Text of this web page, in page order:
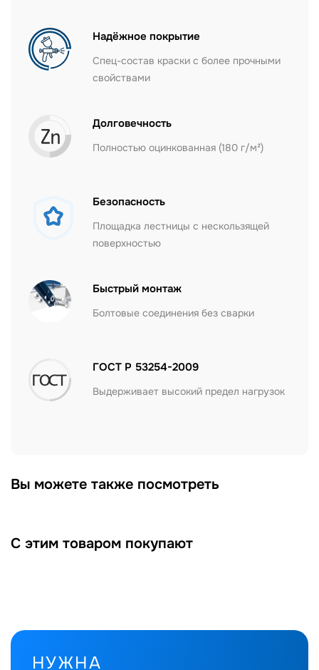
Надёжное покрытие
Спец-состав краски с более прочными
свойствами
Долговечность
Полностью оцинкованная (180 г/м²)
Безопасность
Площадка лестницы с нескользящей
поверхностью
Быстрый монтаж
Болтовые соединения без сварки
ГОСТ Р 53254-2009
Выдерживает высокий предел нагрузок
Вы можете также посмотреть
С этим товаром покупают
НУЖНА